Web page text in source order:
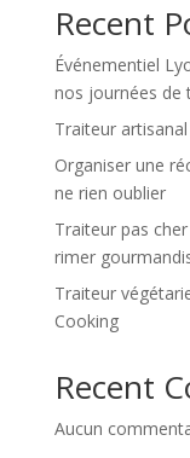
Recent
Événementiel
nos journées de
Traiteur
Organiser une
ne rien oublier
Traiteur pas
rimer
Traiteur
Cooking
Recent
Aucun